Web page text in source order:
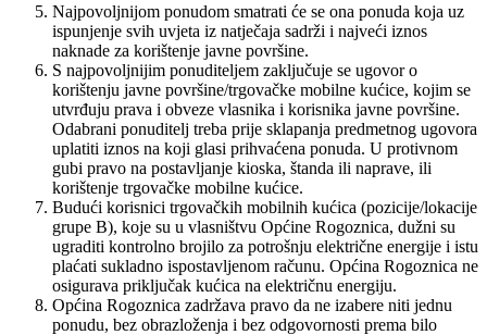
Najpovoljnijom ponudom smatrati će se ona ponuda koja uz
ispunjenje svih uvjeta iz natječaja sadrži i najveći iznos
naknade za korištenje javne površine.
S najpovoljnijim ponuditeljem zaključuje se ugovor o
korištenju javne površine/trgovačke mobilne kućice, kojim se
utvrđuju prava i obveze vlasnika i korisnika javne površine.
Odabrani ponuditelj treba prije sklapanja predmetnog ugovora
uplatiti iznos na koji glasi prihvaćena ponuda. U protivnom
gubi pravo na postavljanje kioska, štanda ili naprave, ili
korištenje trgovačke mobilne kućice.
Budući korisnici trgovačkih mobilnih kućica (pozicije/lokacije
grupe B), koje su u vlasništvu Općine Rogoznica, dužni su
ugraditi kontrolno brojilo za potrošnju električne energije i istu
plaćati sukladno ispostavljenom računu. Općina Rogoznica ne
osigurava priključak kućica na električnu energiju.
Općina Rogoznica zadržava pravo da ne izabere niti jednu
ponudu, bez obrazloženja i bez odgovornosti prema bilo